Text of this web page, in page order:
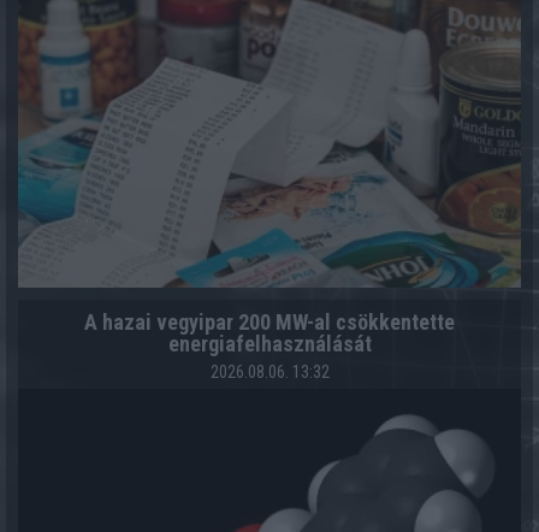
A hazai vegyipar 200 MW-al csökkentette
energiafelhasználását
2026.08.06. 13:32